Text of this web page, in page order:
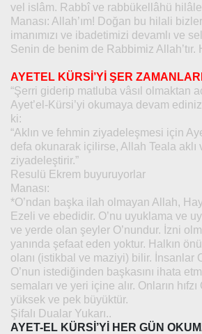
vel islâm. Rabbî ve rabbükellâhü
Manası: Allah’ım! Doğan bu hilali
imanımızı ve ibadetimizi devamlı ve
Senin de benim de Rabbimiz Allah’tır.
AYETEL KÜRSİ’Yİ ŞER
“Şerri giderip matluba vâsıl olmaktan
Ayet’el-Kürsi’yi okumaya devam
ki:
“Aklın ve fehmin ziyadeleşmesi için
defa okunarak içilirse, Allah Teala aklı
ziyadeleştirir.”
Resulü Ekrem buyuruyorlar
Manası:
*O’ndan başka ilah olmayan Allah,
Ezeli ve ebedidir. O’nu uyuklama ve
ve yerde olan şeyler O’nundur. İzni
yanında şefaat eden yoktur. Halkın
olanı (istikbal ve maziyi) bilir. İnsanlar
O’nun istediğinden başkasını ihata
semaları ve yeri içine alır. Onların
yüksek ve pek büyüktür.
Şifalı Dualar Yukarı..
AYET-EL KÜRSİ’Yİ HER GÜN